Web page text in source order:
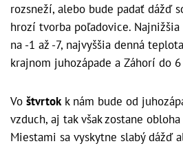
rozsneží, alebo bude padať dážď
hrozí tvorba poľadovice.
na -1 až -7, najvyššia denná
krajnom juhozápade a Záhorí do
Vo štvrtokk nám bude od
vzduch, aj tak však zostane
Miestami sa vyskytne slabý dážď